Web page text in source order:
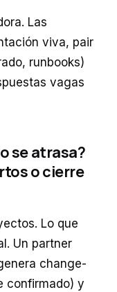
Las
viva, pair
runbooks)
vagas
se atrasa?
o cierre
Lo que
Un partner
change-
confirmado) y